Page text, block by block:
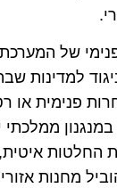
של המערכת
למדינות
פנימית או
ממלכתי
החלטות
מחנות